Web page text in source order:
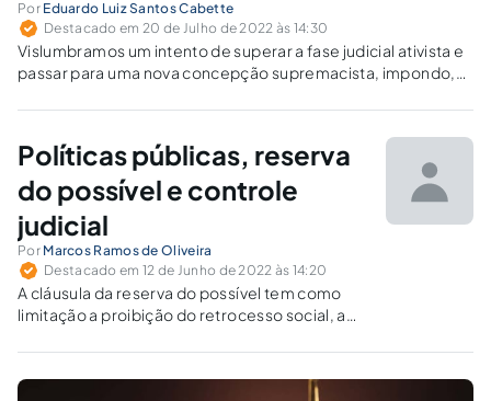
Por Eduardo Luiz Santos Cabette
Destacado em 20 de Julho de 2022 às 14:30
Vislumbramos um intento de superar a fase judicial ativista e
passar para uma nova concepção supremacista, impondo,
todos os demais.
Políticas públicas, reserva
do possível e controle
judicial
Por Marcos Ramos de Oliveira
Destacado em 12 de Junho de 2022 às 14:20
A cláusula da reserva do possível tem como
limitação a proibição do retrocesso social, a
proteção insuficiente e a proibição de
excesso.